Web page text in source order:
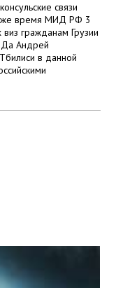
связи
же время МИД РФ 3
гражданам Грузии
Андрей
в данной